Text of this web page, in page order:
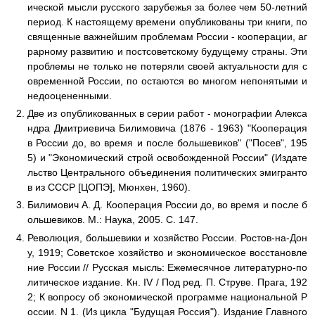
ической мысли русского зарубежья за более чем 50-летний
период. К настоящему времени опубликованы три книги, по
священные важнейшим проблемам России - кооперации, аг
рарному развитию и постсоветскому будущему страны. Эти
проблемы не только не потеряли своей актуальности для с
овременной России, по остаются во многом непонятыми и
недооцененными.
Две из опубликованных в серии работ - монографии Алекса
ндра Дмитриевича Билимовича (1876 - 1963) "Кооперация
в России до, во время и после большевиков" ("Посев", 195
5) и "Экономический строй освобожденной России" (Издате
льство Центрального объединения политических эмигранто
в из СССР [ЦОПЭ], Мюнхен, 1960).
Билимович А. Д. Кооперация России до, во время и после б
ольшевиков. М.: Наука, 2005. С. 147.
Революция, большевики и хозяйство России. Ростов-на-Дон
у, 1919; Советское хозяйство и экономическое восстановле
ние России // Русская мысль: Ежемесячное литературно-по
литическое издание. Кн. IV / Под ред. П. Струве. Прага, 192
2; К вопросу об экономической программе национальной Р
оссии. N 1. (Из цикла "Будущая Россия"). Издание Главного